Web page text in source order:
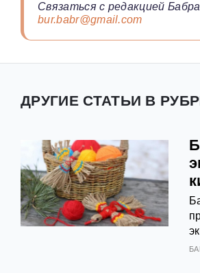
Связаться с редакцией
bur.babr@gmail.com
ДРУГИЕ СТАТЬИ В